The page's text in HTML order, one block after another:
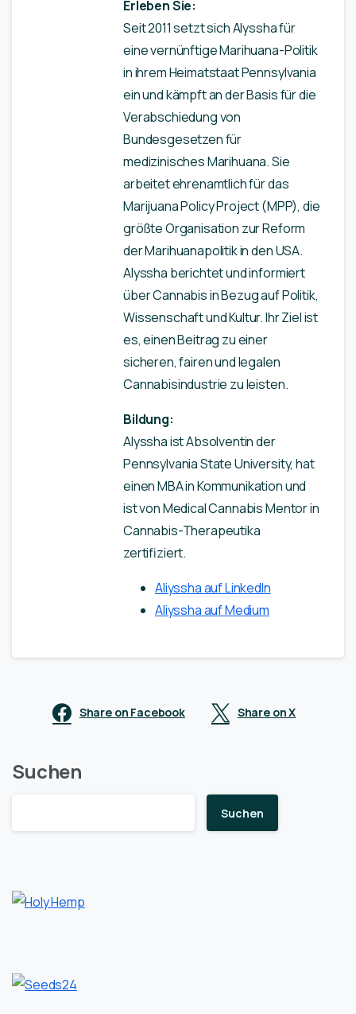
Erleben Sie:
Seit 2011 setzt sich Alyssha für
eine vernünftige Marihuana-Politik
in ihrem Heimatstaat Pennsylvania
ein und kämpft an der Basis für die
Verabschiedung von
Bundesgesetzen für
medizinisches Marihuana. Sie
arbeitet ehrenamtlich für das
Marijuana Policy Project (MPP), die
größte Organisation zur Reform
der Marihuanapolitik in den USA.
Alyssha berichtet und informiert
über Cannabis in Bezug auf Politik,
Wissenschaft und Kultur. Ihr Ziel ist
es, einen Beitrag zu einer
sicheren, fairen und legalen
Cannabisindustrie zu leisten.
Bildung:
Alyssha ist Absolventin der
Pennsylvania State University, hat
einen MBA in Kommunikation und
ist von Medical Cannabis Mentor in
Cannabis-Therapeutika
zertifiziert.
Aliyssha auf LinkedIn
Aliyssha auf Medium
Share on Facebook Share on X
Suchen
Suchen